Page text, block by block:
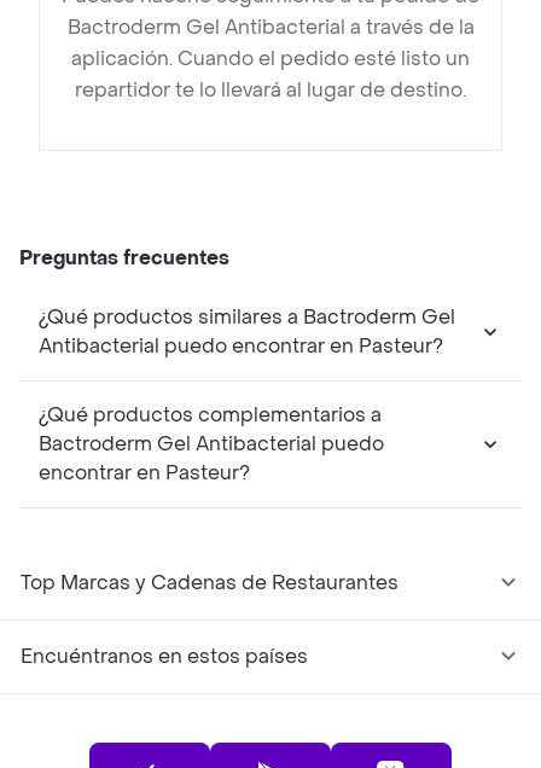
Bactroderm Gel Antibacterial a través de la
aplicación. Cuando el pedido esté listo un
repartidor te lo llevará al lugar de destino.
Preguntas frecuentes
¿Qué productos similares a Bactroderm Gel
Antibacterial puedo encontrar en Pasteur?
¿Qué productos complementarios a
Bactroderm Gel Antibacterial puedo
encontrar en Pasteur?
Top Marcas y Cadenas de Restaurantes
Encuéntranos en estos países